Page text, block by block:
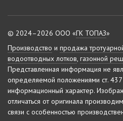
© 2024–2026 ООО «ГК ТОПАЗ»
Производство и продажа
водоотводных лотков, газонной
Представленная информация не
определяемой положениями ст.
информационный характер.
отличаться от оригинала
связи с особенностью